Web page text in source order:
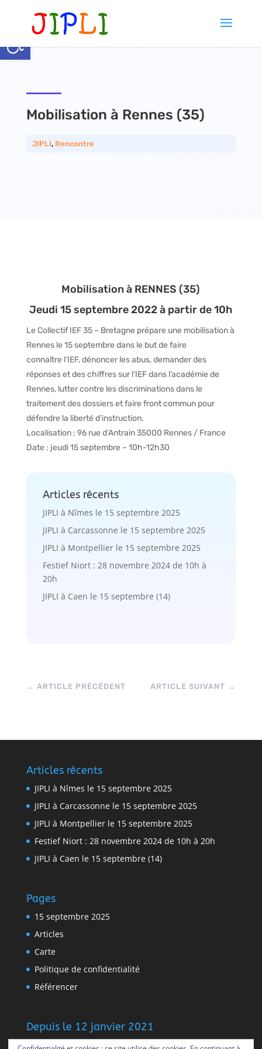
Ouvrir la barre d’outils
Mobilisation à Rennes (35)
JIPLI, Rencontre
Mobilisation à RENNES (35)
Jeudi 15 septembre 2022 à partir de 10h
Le Collectif IEF 35 – Bretagne prépare une mobilisation à
Rennes le 15 septembre dans le but de faire
connaître l’IEF, dénoncer les abus, demander des
réponses et des chiffres sur l’IEF dans l’académie de
Rennes, lutter contre les discriminations dans le
traitement des dossiers et faire front commun pour
défendre la liberté d’instruction.
Localisation : 96 rue d’Antrain 35000 Rennes / France
Date : jeudi 15 septembre – 10h-12h30
Articles récents
JIPLI à Nîmes le 15 septembre 2025
JIPLI à Carcassonne le 15 septembre 2025
JIPLI à Montpellier le 15 septembre 2025
Festief Niort : 28 novembre 2024 de 10h à
20h
JIPLI à Caen le 15 septembre (14)
← ARTICLE PRÉCÉDENT ARTICLE SUIVANT →
Articles récents
JIPLI à Nîmes le 15 septembre 2025
JIPLI à Carcassonne le 15 septembre 2025
JIPLI à Montpellier le 15 septembre 2025
Festief Niort : 28 novembre 2024 de 10h à 20h
JIPLI à Caen le 15 septembre (14)
Pages
15 septembre 2025
Articles
Carte
Politique de confidentialité
Référencer
Depuis le 12 janvier 2021
14 512 visites